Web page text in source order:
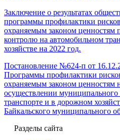
Заключение о результатах
программы профилактики
охраняемым законом ценностям
контролю на автомобильном
хозяйстве на 2022 год.
Постановление №624-п от
Программы профилактики
охраняемым законом ценностям
осуществлении
транспорте и в дорожном
Байкальского муниципального
Разделы сайта